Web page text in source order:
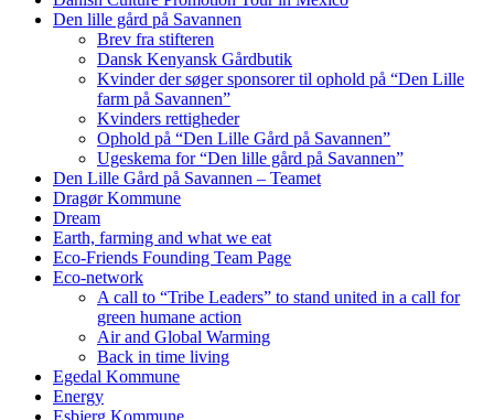
Den lille gård på Savannen
Brev fra stifteren
Dansk Kenyansk Gårdbutik
Kvinder der søger sponsorer til ophold på “Den Lille
farm på Savannen”
Kvinders rettigheder
Ophold på “Den Lille Gård på Savannen”
Ugeskema for “Den lille gård på Savannen”
Den Lille Gård på Savannen – Teamet
Dragør Kommune
Dream
Earth, farming and what we eat
Eco-Friends Founding Team Page
Eco-network
A call to “Tribe Leaders” to stand united in a call for
green humane action
Air and Global Warming
Back in time living
Egedal Kommune
Energy
Esbjerg Kommune